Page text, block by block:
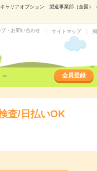
ャリアオプション 製造事業部（全国）
プ・お問い合わせ サイトマップ
会員登録
査/日払いOK